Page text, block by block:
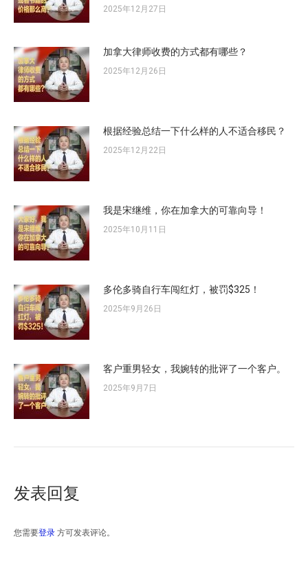
2025年12月27日
加拿大律师收费的方式都有哪些？
2025年12月26日
根据经验总结一下什么样的人不适合移民？
2025年12月22日
我是宋继维，你在加拿大的可靠向导！
2025年10月11日
多伦多骑自行车闯红灯，被罚$325！
2025年9月26日
客户重男轻女，我婉转的批评了一个客户。
2025年9月7日
发表回复
您需要登录 方可发表评论。